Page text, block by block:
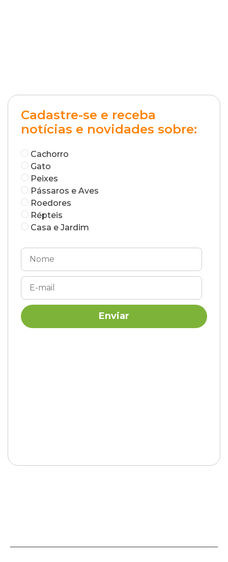
Cadastre-se e receba
notícias e novidades sobre:
Cachorro
Gato
Peixes
Pássaros e Aves
Roedores
Répteis
Casa e Jardim